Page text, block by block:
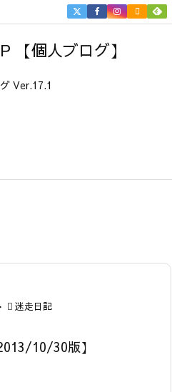
【個人ブログ】
Ver.17.1


 迷走日記
10/30版】